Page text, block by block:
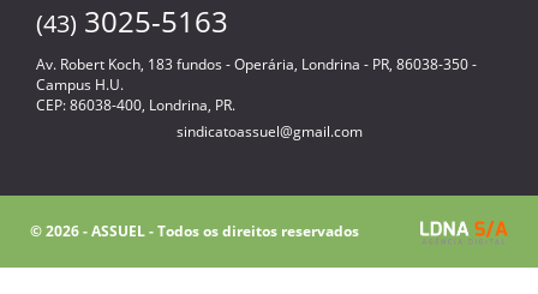
(43) 3025-5163
Av. Robert Koch, 183 fundos - Operária, Londrina - PR, 86038-350 -
Campus H.U.
CEP: 86038-400, Londrina, PR.
sindicatoassuel@gmail.com
© 2026 - ASSUEL - Todos os direitos reservados